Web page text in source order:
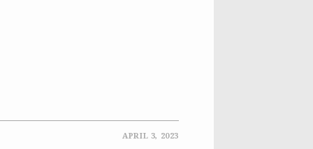
APRIL 3, 2023